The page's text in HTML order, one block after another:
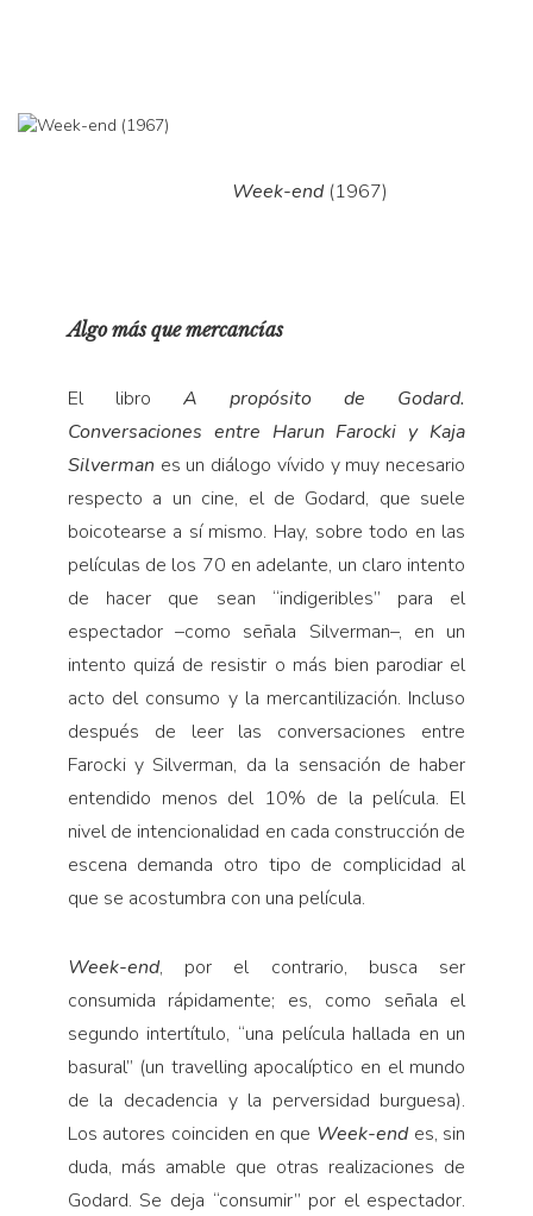
Week-end(1967)
Algo más que mercancías
El libro A propósito de Godard.
Conversaciones entre Harun Farocki y Kaja
Silverman es un diálogo vívido y muy necesario
respecto a un cine, el de Godard, que suele
boicotearse a sí mismo. Hay, sobre todo en las
películas de los 70 en adelante, un claro intento
de hacer que sean “indigeribles” para el
espectador –como señala Silverman–, en un
intento quizá de resistir o más bien parodiar el
acto del consumo y la mercantilización. Incluso
después de leer las conversaciones entre
Farocki y Silverman, da la sensación de haber
entendido menos del 10% de la película. El
nivel de intencionalidad en cada construcción de
escena demanda otro tipo de complicidad al
que se acostumbra con una película.
Week-end, por el contrario, busca ser
consumida rápidamente; es, como señala el
segundo intertítulo, “una película hallada en un
basural” (un travelling apocalíptico en el mundo
de la decadencia y la perversidad burguesa).
Los autores coinciden en que Week-endes, sin
duda, más amable que otras realizaciones de
Godard. Se deja “consumir” por el espectador.